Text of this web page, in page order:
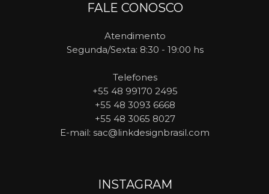
FALE CONOSCO
Atendimento
Segunda/Sexta: 8:30 - 19:00 hs
Telefones
+55 48 99170 2495
+55 48 3093 6668
+55 48 3065 8027
E-mail: sac@linkdesignbrasil.com
INSTAGRAM